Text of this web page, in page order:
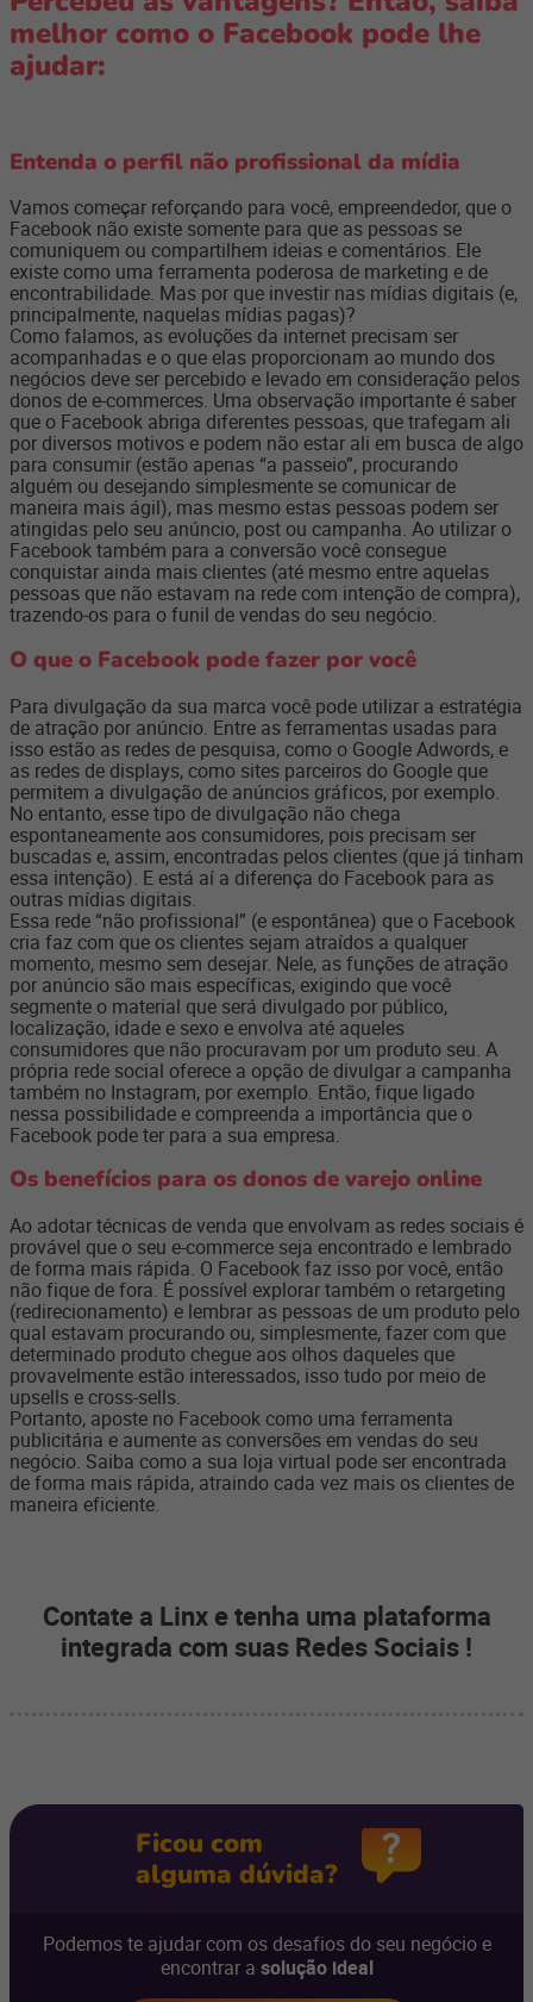
melhor como o Facebook pode lhe
ajudar:
Entenda o perfil não profissional da mídia
Vamos começar reforçando para você, empreendedor, que o
Facebook não existe somente para que as pessoas se
comuniquem ou compartilhem ideias e comentários. Ele
existe como uma ferramenta poderosa de marketing e de
encontrabilidade. Mas por que investir nas mídias digitais (e,
principalmente, naquelas mídias pagas)?
Como falamos, as evoluções da internet precisam ser
acompanhadas e o que elas proporcionam ao mundo dos
negócios deve ser percebido e levado em consideração pelos
donos de e-commerces. Uma observação importante é saber
que o Facebook abriga diferentes pessoas, que trafegam ali
por diversos motivos e podem não estar ali em busca de algo
para consumir (estão apenas “a passeio”, procurando
alguém ou desejando simplesmente se comunicar de
maneira mais ágil), mas mesmo estas pessoas podem ser
atingidas pelo seu anúncio, post ou campanha. Ao utilizar o
Facebook também para a conversão você consegue
conquistar ainda mais clientes (até mesmo entre aquelas
pessoas que não estavam na rede com intenção de compra),
trazendo-os para o funil de vendas do seu negócio.
O que o Facebook pode fazer por você
Para divulgação da sua marca você pode utilizar a estratégia
de atração por anúncio. Entre as ferramentas usadas para
isso estão as redes de pesquisa, como o Google Adwords, e
as redes de displays, como sites parceiros do Google que
permitem a divulgação de anúncios gráficos, por exemplo.
No entanto, esse tipo de divulgação não chega
espontaneamente aos consumidores, pois precisam ser
buscadas e, assim, encontradas pelos clientes (que já tinham
essa intenção). E está aí a diferença do Facebook para as
outras mídias digitais.
Essa rede “não profissional” (e espontânea) que o Facebook
cria faz com que os clientes sejam atraídos a qualquer
momento, mesmo sem desejar. Nele, as funções de atração
por anúncio são mais específicas, exigindo que você
segmente o material que será divulgado por público,
localização, idade e sexo e envolva até aqueles
consumidores que não procuravam por um produto seu. A
própria rede social oferece a opção de divulgar a campanha
também no Instagram, por exemplo. Então, fique ligado
nessa possibilidade e compreenda a importância que o
Facebook pode ter para a sua empresa.
Os benefícios para os donos de varejo online
Ao adotar técnicas de venda que envolvam as redes sociais é
provável que o seu e-commerce seja encontrado e lembrado
de forma mais rápida. O Facebook faz isso por você, então
não fique de fora. É possível explorar também o retargeting
(redirecionamento) e lembrar as pessoas de um produto pelo
qual estavam procurando ou, simplesmente, fazer com que
determinado produto chegue aos olhos daqueles que
provavelmente estão interessados, isso tudo por meio de
upsells e cross-sells.
Portanto, aposte no Facebook como uma ferramenta
publicitária e aumente as conversões em vendas do seu
negócio. Saiba como a sua loja virtual pode ser encontrada
de forma mais rápida, atraindo cada vez mais os clientes de
maneira eficiente.
Contate a Linx e tenha uma plataforma
integrada com suas Redes Sociais !
Ficou com
alguma dúvida?
Podemos te ajudar com os desafios do seu negócio e
encontrar a solução ideal